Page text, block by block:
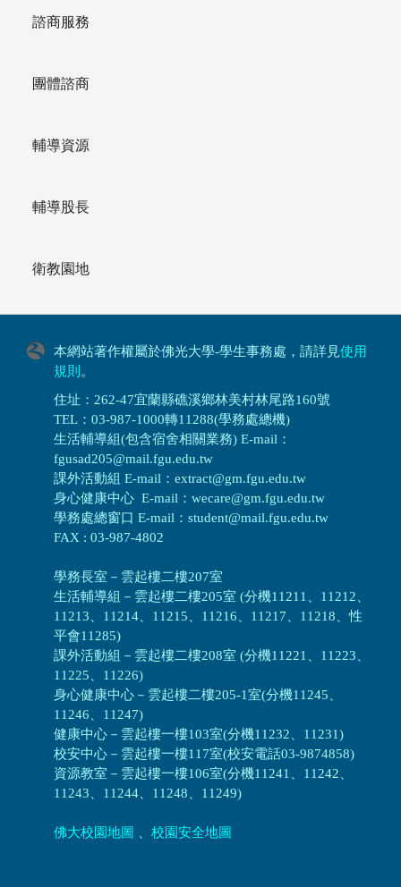
諮商服務
團體諮商
輔導資源
輔導股長
衛教園地
本網站著作權屬於佛光大學-學生事務處，請詳見使用
規則 。
住址：262-47宜蘭縣礁溪鄉林美村林尾路160號
TEL：03-987-1000轉11288(學務處總機)
生活輔導組(包含宿舍相關業務) E-mail：
fgusad205@mail.fgu.edu.tw
課外活動組 E-mail：extract@gm.fgu.edu.tw
身心健康中心 E-mail：wecare@gm.fgu.edu.tw
學務處總窗口 E-mail：student@mail.fgu.edu.tw
FAX : 03-987-4802
學務長室－雲起樓二樓207室
生活輔導組 － 雲起樓二樓205室 (分機11211、11212、
11213、11214、11215、11216、11217、11218、性
平會11285)
課外活動組 － 雲起樓二樓208室 (分機11221、11223、
11225、11226)
身心健康中心 － 雲起樓二樓205-1室(分機11245、
11246、11247)
健康中心－ 雲起樓一樓103室(分機11232、11231)
校安中心－ 雲起樓一樓117室(校安電話03-9874858)
資源教室 － 雲起樓一樓106室(分機11241、11242、
11243、11244、11248、11249)
佛大校園地圖 、 校園安全地圖